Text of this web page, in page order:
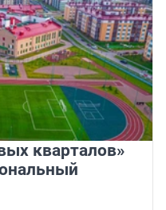
кварталов»